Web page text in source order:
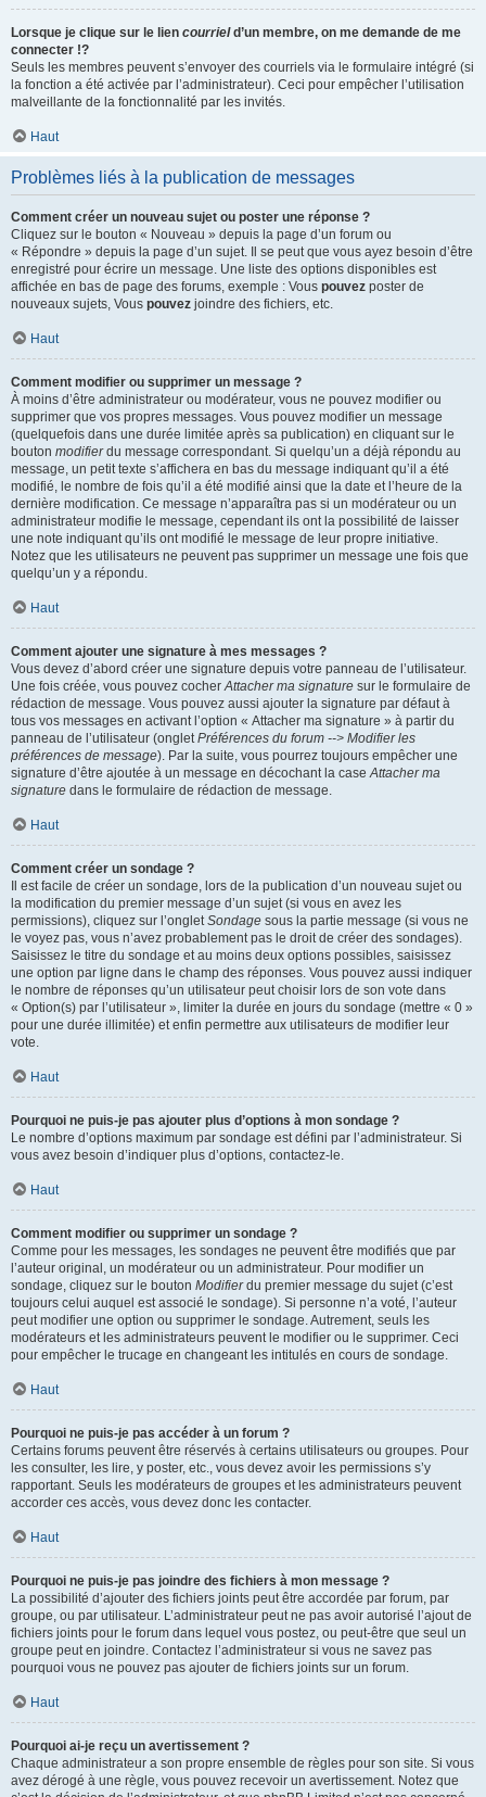
Lorsque je clique sur le lien courrield’un membre, on me demande de me
connecter !?
Seuls les membres peuvent s’envoyer des courriels via le formulaire intégré (si
la fonction a été activée par l’administrateur). Ceci pour empêcher l’utilisation
malveillante de la fonctionnalité par les invités.
Haut
Problèmes liés à la publication de messages
Comment créer un nouveau sujet ou poster une réponse ?
Cliquez sur le bouton « Nouveau » depuis la page d’un forum ou
« Répondre » depuis la page d’un sujet. Il se peut que vous ayez besoin d’être
enregistré pour écrire un message. Une liste des options disponibles est
affichée en bas de page des forums, exemple : Vous pouvez poster de
nouveaux sujets, Vous pouvez joindre des fichiers, etc.
Haut
Comment modifier ou supprimer un message ?
À moins d’être administrateur ou modérateur, vous ne pouvez modifier ou
supprimer que vos propres messages. Vous pouvez modifier un message
(quelquefois dans une durée limitée après sa publication) en cliquant sur le
bouton modifierdu message correspondant. Si quelqu’un a déjà répondu au
message, un petit texte s’affichera en bas du message indiquant qu’il a été
modifié, le nombre de fois qu’il a été modifié ainsi que la date et l’heure de la
dernière modification. Ce message n’apparaîtra pas si un modérateur ou un
administrateur modifie le message, cependant ils ont la possibilité de laisser
une note indiquant qu’ils ont modifié le message de leur propre initiative.
Notez que les utilisateurs ne peuvent pas supprimer un message une fois que
quelqu’un y a répondu.
Haut
Comment ajouter une signature à mes messages ?
Vous devez d’abord créer une signature depuis votre panneau de l’utilisateur.
Une fois créée, vous pouvez cocherAttacher ma signature sur le formulaire de
rédaction de message. Vous pouvez aussi ajouter la signature par défaut à
tous vos messages en activant l’option « Attacher ma signature » à partir du
panneau de l’utilisateur (ongletPréférences du forum --> Modifier les
préférences de message). Par la suite, vous pourrez toujours empêcher une
signature d’être ajoutée à un message en décochant la caseAttacher ma
signature dans le formulaire de rédaction de message.
Haut
Comment créer un sondage ?
Il est facile de créer un sondage, lors de la publication d’un nouveau sujet ou
la modification du premier message d’un sujet (si vous en avez les
permissions), cliquez sur l’ongletSondage sous la partie message (si vous ne
le voyez pas, vous n’avez probablement pas le droit de créer des sondages).
Saisissez le titre du sondage et au moins deux options possibles, saisissez
une option par ligne dans le champ des réponses. Vous pouvez aussi indiquer
le nombre de réponses qu’un utilisateur peut choisir lors de son vote dans
« Option(s) par l’utilisateur », limiter la durée en jours du sondage (mettre « 0 »
pour une durée illimitée) et enfin permettre aux utilisateurs de modifier leur
vote.
Haut
Pourquoi ne puis-je pas ajouter plus d’options à mon sondage ?
Le nombre d’options maximum par sondage est défini par l’administrateur. Si
vous avez besoin d’indiquer plus d’options, contactez-le.
Haut
Comment modifier ou supprimer un sondage ?
Comme pour les messages, les sondages ne peuvent être modifiés que par
l’auteur original, un modérateur ou un administrateur. Pour modifier un
sondage, cliquez sur le bouton Modifierdu premier message du sujet (c’est
toujours celui auquel est associé le sondage). Si personne n’a voté, l’auteur
peut modifier une option ou supprimer le sondage. Autrement, seuls les
modérateurs et les administrateurs peuvent le modifier ou le supprimer. Ceci
pour empêcher le trucage en changeant les intitulés en cours de sondage.
Haut
Pourquoi ne puis-je pas accéder à un forum ?
Certains forums peuvent être réservés à certains utilisateurs ou groupes. Pour
les consulter, les lire, y poster, etc., vous devez avoir les permissions s’y
rapportant. Seuls les modérateurs de groupes et les administrateurs peuvent
accorder ces accès, vous devez donc les contacter.
Haut
Pourquoi ne puis-je pas joindre des fichiers à mon message ?
La possibilité d’ajouter des fichiers joints peut être accordée par forum, par
groupe, ou par utilisateur. L’administrateur peut ne pas avoir autorisé l’ajout de
fichiers joints pour le forum dans lequel vous postez, ou peut-être que seul un
groupe peut en joindre. Contactez l’administrateur si vous ne savez pas
pourquoi vous ne pouvez pas ajouter de fichiers joints sur un forum.
Haut
Pourquoi ai-je reçu un avertissement ?
Chaque administrateur a son propre ensemble de règles pour son site. Si vous
avez dérogé à une règle, vous pouvez recevoir un avertissement. Notez que